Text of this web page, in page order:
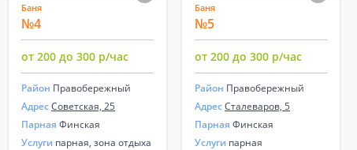
Баня
№4
от 200 до 300 р/час
Район Правобережный
АдресСоветская, 25
Парная Финская
Услуги парная, зона отдыха
Баня
№5
от 200 до 300 р/час
Район Правобережный
АдресСталеваров, 5
Парная Финская
Услуги парная